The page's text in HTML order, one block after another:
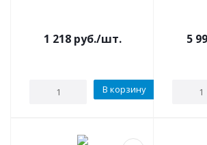
1 218руб./шт.
В корзину
5